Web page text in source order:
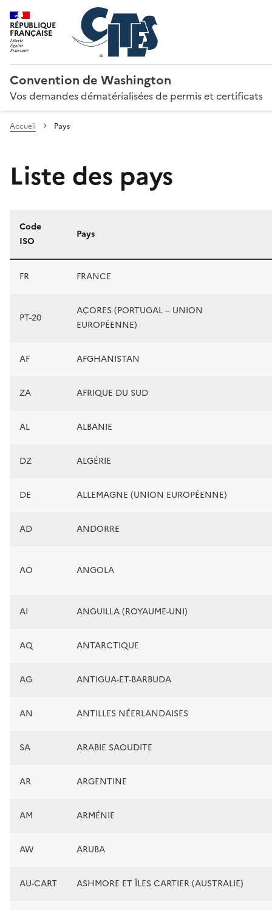
RÉPUBLIQUE
FRANÇAISE
Convention de Washington
Vos demandes dématérialisées de permis et certificats
Accueil Pays
Liste des pays
Liste des pays
Code
ISO
Pays
FR FRANCE
PT-20
AÇORES (PORTUGAL – UNION
EUROPÉENNE)
AF AFGHANISTAN
ZA AFRIQUE DU SUD
AL ALBANIE
DZ ALGÉRIE
DE ALLEMAGNE (UNION EUROPÉENNE)
AD ANDORRE
AO ANGOLA
AI ANGUILLA (ROYAUME-UNI)
AQ ANTARCTIQUE
AG ANTIGUA-ET-BARBUDA
AN ANTILLES NÉERLANDAISES
SA ARABIE SAOUDITE
AR ARGENTINE
AM ARMÉNIE
AW ARUBA
AU-CART ASHMORE ET ÎLES CARTIER (AUSTRALIE)